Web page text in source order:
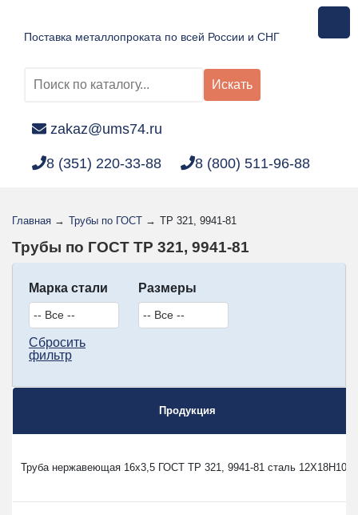
Поставка металлопроката по всей России и СНГ
Искать
zakaz@ums74.ru
8 (351) 220-33-88 8 (800) 511-96-88
Главная → Трубы по ГОСТ → TP 321, 9941-81
Трубы по ГОСТ TP 321, 9941-81
Марка стали Размеры
Сбросить
фильтр
Продукция
Труба нержавеющая 16х3,5 ГОСТ TP 321, 9941-81 сталь 12Х18Н10Т